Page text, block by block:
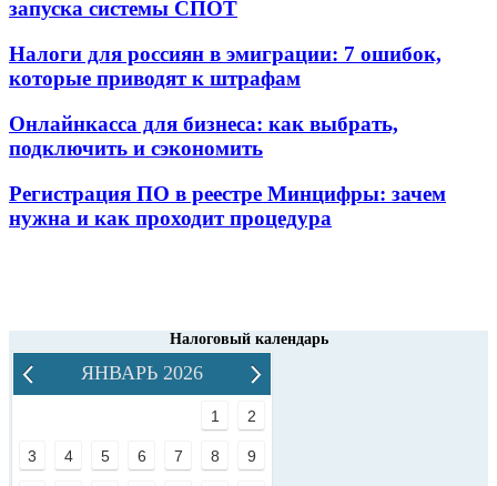
запуска системы СПОТ
Налоги для россиян в эмиграции: 7 ошибок,
которые приводят к штрафам
Онлайнкасса для бизнеса: как выбрать,
подключить и сэкономить
Регистрация ПО в реестре Минцифры: зачем
нужна и как проходит процедура
Налоговый календарь
ЯНВАРЬ 2026
1 2
3 4 5 6 7 8 9